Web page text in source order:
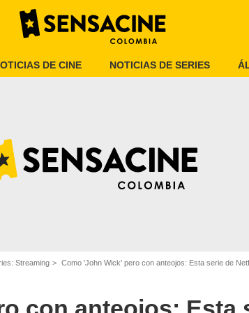
DE CINE NOTICIAS DE SERIES
Streaming Como 'John Wick' pero con anteojos: Esta serie de